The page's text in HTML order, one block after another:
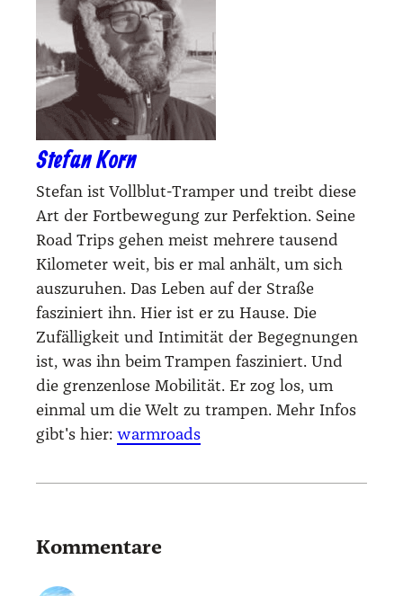
Stefan Korn
Stefan ist Vollblut-Tramper und treibt diese
Art der Fortbewegung zur Perfektion. Seine
Road Trips gehen meist mehrere tausend
Kilometer weit, bis er mal anhält, um sich
auszuruhen. Das Leben auf der Straße
fasziniert ihn. Hier ist er zu Hause. Die
Zufälligkeit und Intimität der Begegnungen
ist, was ihn beim Trampen fasziniert. Und
die grenzenlose Mobilität. Er zog los, um
einmal um die Welt zu trampen. Mehr Infos
gibt's hier: warmroads
Kommentare